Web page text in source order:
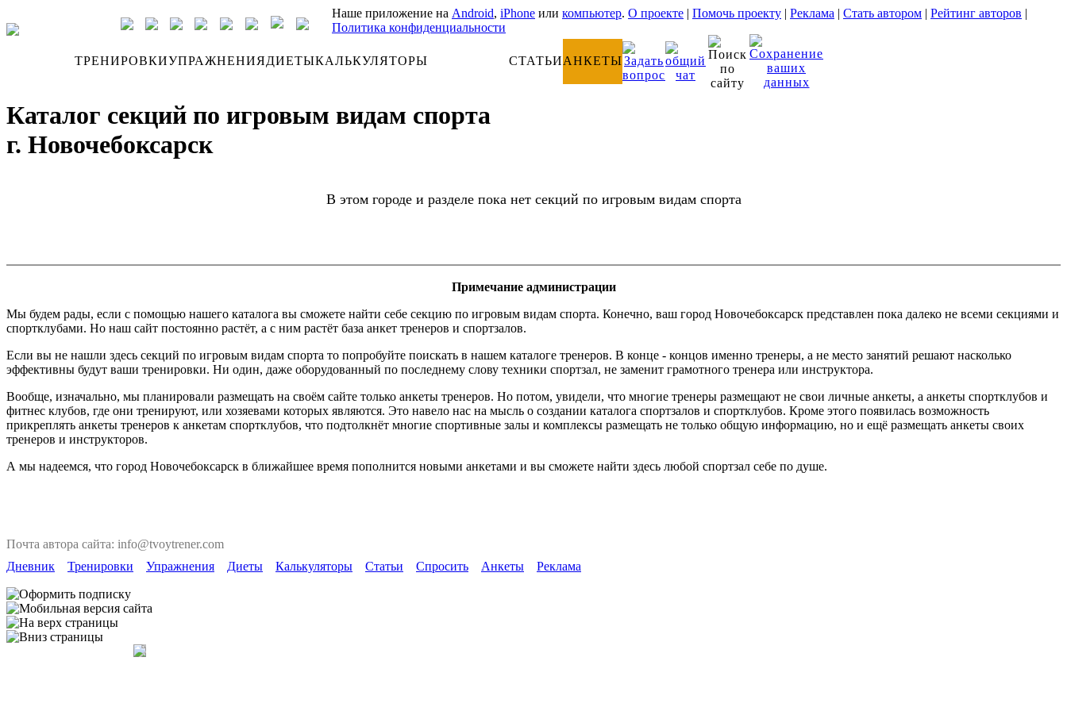
Наше приложение на Android, iPhone или компьютер. О проекте | Помочь проекту | Реклама | Стать автором | Рейтинг авторов |
Политика конфиденциальности
ТРЕНИРОВКИУПРАЖНЕНИЯДИЕТЫКАЛЬКУЛЯТОРЫ СТАТЬИАНКЕТЫ
Каталог секций по игровым видам спорта
г. Новочебоксарск
В этом городе и разделе пока нет секций по игровым видам спорта
Примечание администрации
Мы будем рады, если с помощью нашего каталога вы сможете найти себе секцию по игровым видам спорта. Конечно, ваш город Новочебоксарск представлен пока далеко не всеми секциями и
спортклубами. Но наш сайт постоянно растёт, а с ним растёт база анкет тренеров и спортзалов.
Если вы не нашли здесь секций по игровым видам спорта то попробуйте поискать в нашем каталоге тренеров. В конце - концов именно тренеры, а не место занятий решают насколько
эффективны будут ваши тренировки. Ни один, даже оборудованный по последнему слову техники спортзал, не заменит грамотного тренера или инструктора.
Вообще, изначально, мы планировали размещать на своём сайте только анкеты тренеров. Но потом, увидели, что многие тренеры размещают не свои личные анкеты, а анкеты спортклубов и
фитнес клубов, где они тренируют, или хозяевами которых являются. Это навело нас на мысль о создании каталога спортзалов и спортклубов. Кроме этого появилась возможность
прикреплять анкеты тренеров к анкетам спортклубов, что подтолкнёт многие спортивные залы и комплексы размещать не только общую информацию, но и ещё размещать анкеты своих
тренеров и инструкторов.
А мы надеемся, что город Новочебоксарск в ближайшее время пополнится новыми анкетами и вы сможете найти здесь любой спортзал себе по душе.
Почта автора сайта: info@tvoytrener.com
Дневник
Тренировки Упражнения Диеты Калькуляторы Статьи Спросить Анкеты Реклама